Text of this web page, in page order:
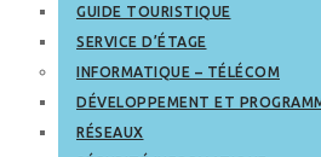
GUIDE TOURISTIQUE
SERVICE D’ÉTAGE
INFORMATIQUE – TÉLÉCOM
DÉVELOPPEMENT ET
RÉSEAUX